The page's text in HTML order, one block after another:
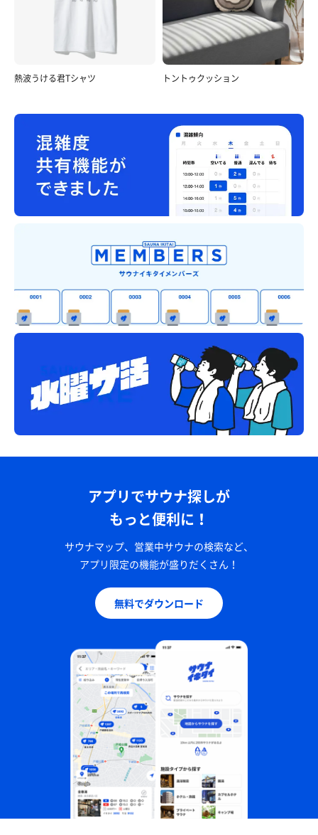
熱波うける君Tシャツ トントゥクッション
アプリでサウナ探しが
もっと便利に！
サウナマップ、営業中サウナの検索など、
アプリ限定の機能が盛りだくさん！
無料でダウンロード